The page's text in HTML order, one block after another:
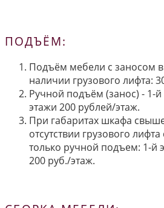
ПОДЪЁМ:
Подъём мебели с заносом
наличии грузового лифта:
Ручной подъём (занос) - 1-
этажи 200 рублей/этаж.
При габаритах шкафа
отсутствии грузового
только ручной подъем: 1-й
200 руб./этаж.